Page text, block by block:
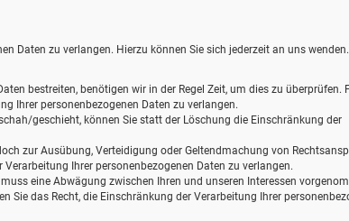
Daten zu verlangen. Hierzu können Sie sich jederzeit an uns
bestreiten, benötigen wir in der Regel Zeit, um dies zu überprüfen.
Ihrer personenbezogenen Daten zu verlangen.
geschieht, können Sie statt der Löschung die Einschränkung der
zur Ausübung, Verteidigung oder Geltendmachung von
Ihrer personenbezogenen Daten zu verlangen.
eine Abwägung zwischen Ihren und unseren Interessen
Sie das Recht, die Einschränkung der Verarbeitung Ihrer